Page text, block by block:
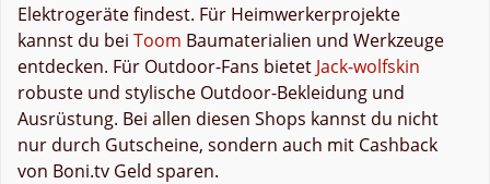
Elektrogeräte findest. Für Heimwerkerprojekte
kannst du bei Toom Baumaterialien und Werkzeuge
entdecken. Für Outdoor-Fans bietet Jack-wolfskin
robuste und stylische Outdoor-Bekleidung und
Ausrüstung. Bei allen diesen Shops kannst du nicht
nur durch Gutscheine, sondern auch mit Cashback
von Boni.tv Geld sparen.